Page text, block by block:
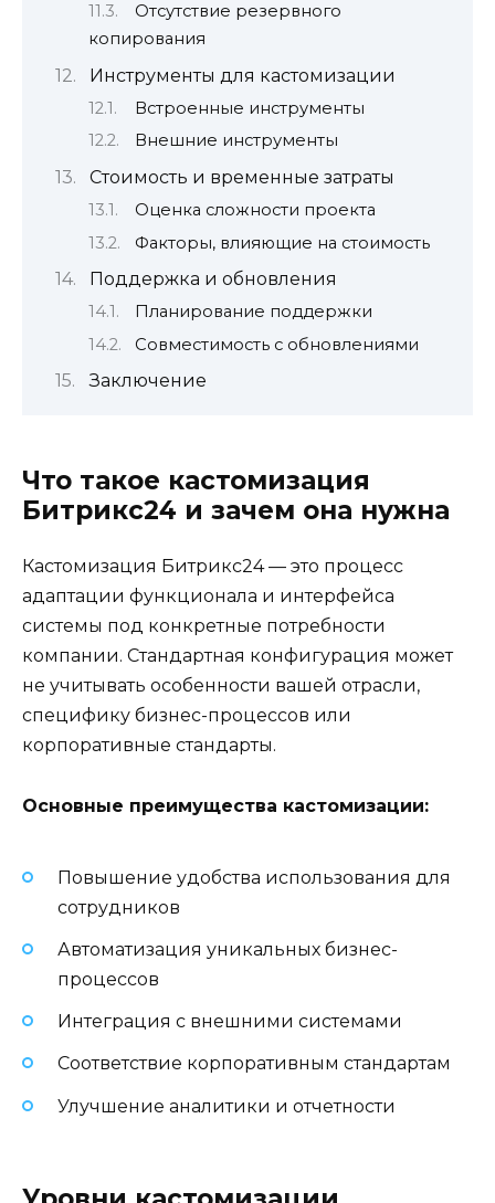
Отсутствие резервного
копирования
Инструменты для кастомизации
Встроенные инструменты
Внешние инструменты
Стоимость и временные затраты
Оценка сложности проекта
Факторы, влияющие на стоимость
Поддержка и обновления
Планирование поддержки
Совместимость с обновлениями
Заключение
Что такое кастомизация
Битрикс24 и зачем она нужна
Кастомизация Битрикс24 — это процесс
адаптации функционала и интерфейса
системы под конкретные потребности
компании. Стандартная конфигурация может
не учитывать особенности вашей отрасли,
специфику бизнес-процессов или
корпоративные стандарты.
Основные преимущества кастомизации:
Повышение удобства использования для
сотрудников
Автоматизация уникальных бизнес-
процессов
Интеграция с внешними системами
Соответствие корпоративным стандартам
Улучшение аналитики и отчетности